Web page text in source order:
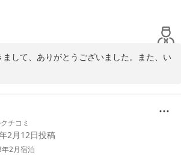
できますこと、楽しみにしております(^-
、ちょっと不安材料ではありました。
が薄いのか、話し声が丸聞こえなのと、ガラ
出ないので、顔を洗うのに手が凍りそうでし
てるので、またこちらに出張があったら、利用
まして、ありがとうございました。また、い
関わらず、高いご評価を頂き、ありがとう
名の通り、夏休みやスキーシーズンは合宿の
め、洗濯機は無料で貸し出しをしておりま
に滞在されるお客様には、wifiがあったほ
年構築させていただきました。お風呂はオ
チコミ
2月12日投稿
2月宿泊